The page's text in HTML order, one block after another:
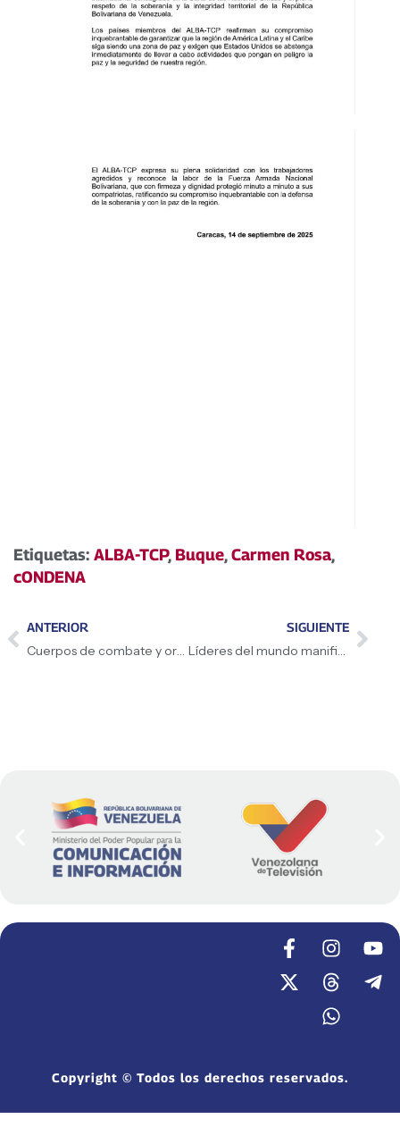
Etiquetas: ALBA-TCP, Buque,Carmen Rosa,
cONDENA
ANTERIOR
Cuerpos de combate y orden público se congregan para el adiestramiento
SIGUIENTE
Líderes del mundo manifiestan su apoyo a Venezuela
Copyright © Todos los derechos reservados.